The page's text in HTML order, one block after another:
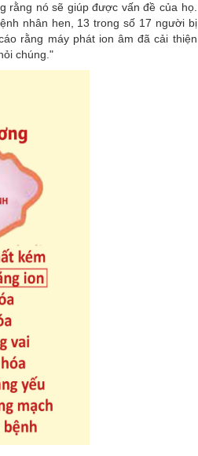
rằng nó sẽ giúp được vấn đề của họ.
nhân hen, 13 trong số 17 người bị
rằng máy phát ion âm đã cải thiện
chúng."